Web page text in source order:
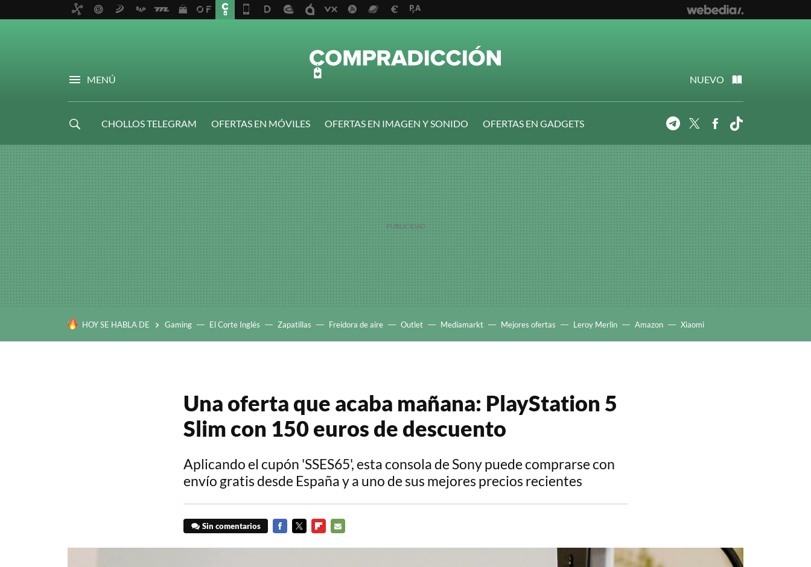
MENÚ NUEVO
CHOLLOS TELEGRAM OFERTAS EN MÓVILES OFERTAS EN IMAGEN Y SONIDO
OFERTAS EN GADGETS
TelegramTwitterFacebook
HOY SE HABLA DE Gaming El Corte Inglés Zapatillas Freidora de aire Outlet Mediamarkt Mejores ofertas Leroy Merlin Amazon Xiaomi
Una oferta que acaba mañana: PlayStation 5
Slim con 150 euros de descuento
Aplicando el cupón 'SSES65', esta consola de Sony puede comprarse con
envío gratis desde España y a uno de sus mejores precios recientes
Sin comentarios